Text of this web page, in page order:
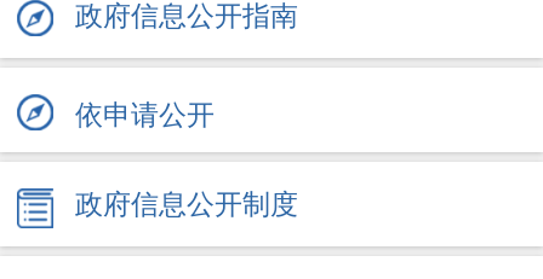
政府信息公开指南
依申请公开
政府信息公开制度